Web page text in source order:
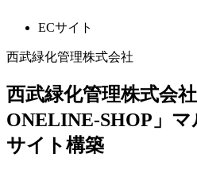
ECサイト
西武緑化管理株式会社
西武緑化管理株式会
ONELINE-SHOP」
サイト構築